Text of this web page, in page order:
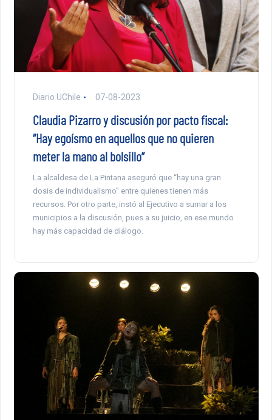
Diario UChile 07-08-2023
Claudia Pizarro y discusión por pacto fiscal:
“Hay egoísmo en aquellos que no quieren
meter la mano al bolsillo”
La alcaldesa de La Pintana aseguró que “hay una gran
dosis de individualismo” entre quienes tienen más
recursos. Por otro parte, instó al Ejecutivo a sumar a los
municipios a la discusión, pues a su juicio, en ese mundo
hay más capacidad de diálogo.